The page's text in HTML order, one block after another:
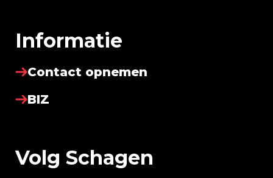
Informatie
Contact opnemen
BIZ
Volg Schagen